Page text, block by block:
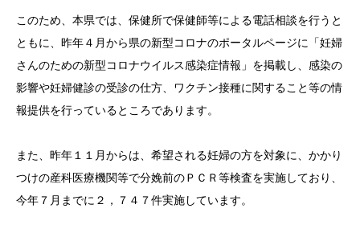
このため、本県では、保健所で保健師等による電話相談を行うと
ともに、昨年４月から県の新型コロナのポータルページに「妊婦
さんのための新型コロナウイルス感染症情報」を掲載し、感染の
影響や妊婦健診の受診の仕方、ワクチン接種に関すること等の情
報提供を行っているところであります。
また、昨年１１月からは、希望される妊婦の方を対象に、かかり
つけの産科医療機関等で分娩前のＰＣＲ等検査を実施しており、
今年７月までに２，７４７件実施しています。